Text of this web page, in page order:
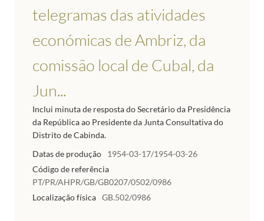
telegramas das atividades
económicas de Ambriz, da
comissão local de Cubal, da
Jun...
Inclui minuta de resposta do Secretário da Presidência
da República ao Presidente da Junta Consultativa do
Distrito de Cabinda.
Datas de produção
1954-03-17/1954-03-26
Código de referência
PT/PR/AHPR/GB/GB0207/0502/0986
Localização física GB.502/0986